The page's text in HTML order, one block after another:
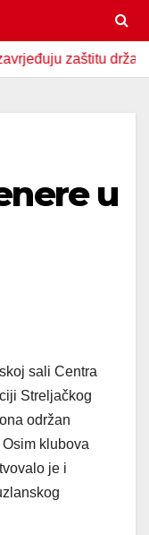
zaštitu države
u
sali Centra
Streljačkog
održan
klubova
je i